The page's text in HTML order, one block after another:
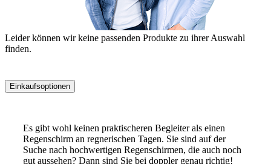
Einkaufsoptionen
springen
Leider können wir keine passenden Produkte zu ihrer Auswahl
finden.
Es gibt wohl keinen praktischeren Begleiter als einen
Regenschirm an regnerischen Tagen. Sie sind auf der
Suche nach hochwertigen Regenschirmen, die auch noch
gut aussehen? Dann sind Sie bei doppler genau richtig!